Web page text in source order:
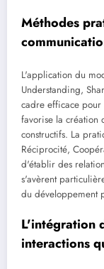
Méthodes
L'application du
Understanding,
cadre efficace pour
favorise la création
constructifs. La
Réciprocité,
d'établir des
s'avèrent
du développement
L'intégration
interactions